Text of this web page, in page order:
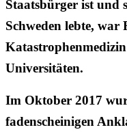
Staatsbürger ist und
Schweden lebte,
Universitäten.
Im Oktober 2017
fadenscheinigen